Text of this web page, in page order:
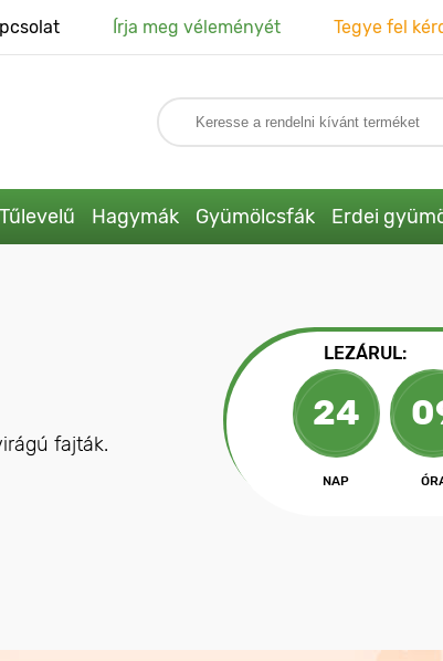
Írja meg véleményét Tegye fel
Tűlevelű Hagymák Gyümölcsfák Erdei
fajták.
LEZÁRUL:
24
NAP